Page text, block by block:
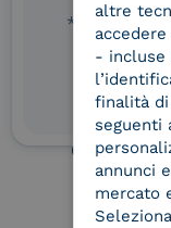
Service
Aggregatore
qualificato
* campo
altre
- incluse
finalità
seguenti
annunci
mercato